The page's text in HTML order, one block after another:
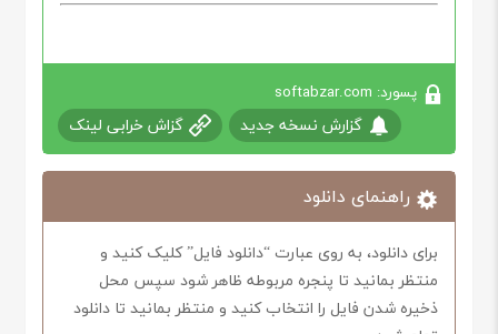
پسورد: softabzar.com
گزارش نسخه جدید گزاش خرابی لینک
راهنمای دانلود
برای دانلود، به روی عبارت “دانلود فایل” کلیک کنید و
منتظر بمانید تا پنجره مربوطه ظاهر شود سپس محل
ذخیره شدن فایل را انتخاب کنید و منتظر بمانید تا دانلود